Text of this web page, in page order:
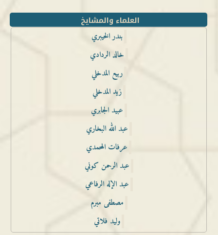
العلماء والمشايخ
بندر الخيبري
خالد الردادي
ربيع المدخلي
زيد المدخلي
عبيد الجابري
عبد الله البخاري
عرفات المحمدي
عبد الرحمن كوني
عبد الإله الرفاعي
مصطفى مبرم
وليد فلاتي